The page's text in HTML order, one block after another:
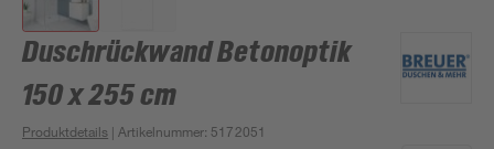
Duschrückwand Betonoptik
150 x 255 cm
Produktdetails | Artikelnummer: 5172051